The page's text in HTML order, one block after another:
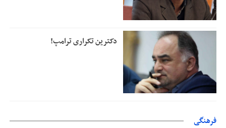
دکترین تکراری ترامپ!
فرهنگی